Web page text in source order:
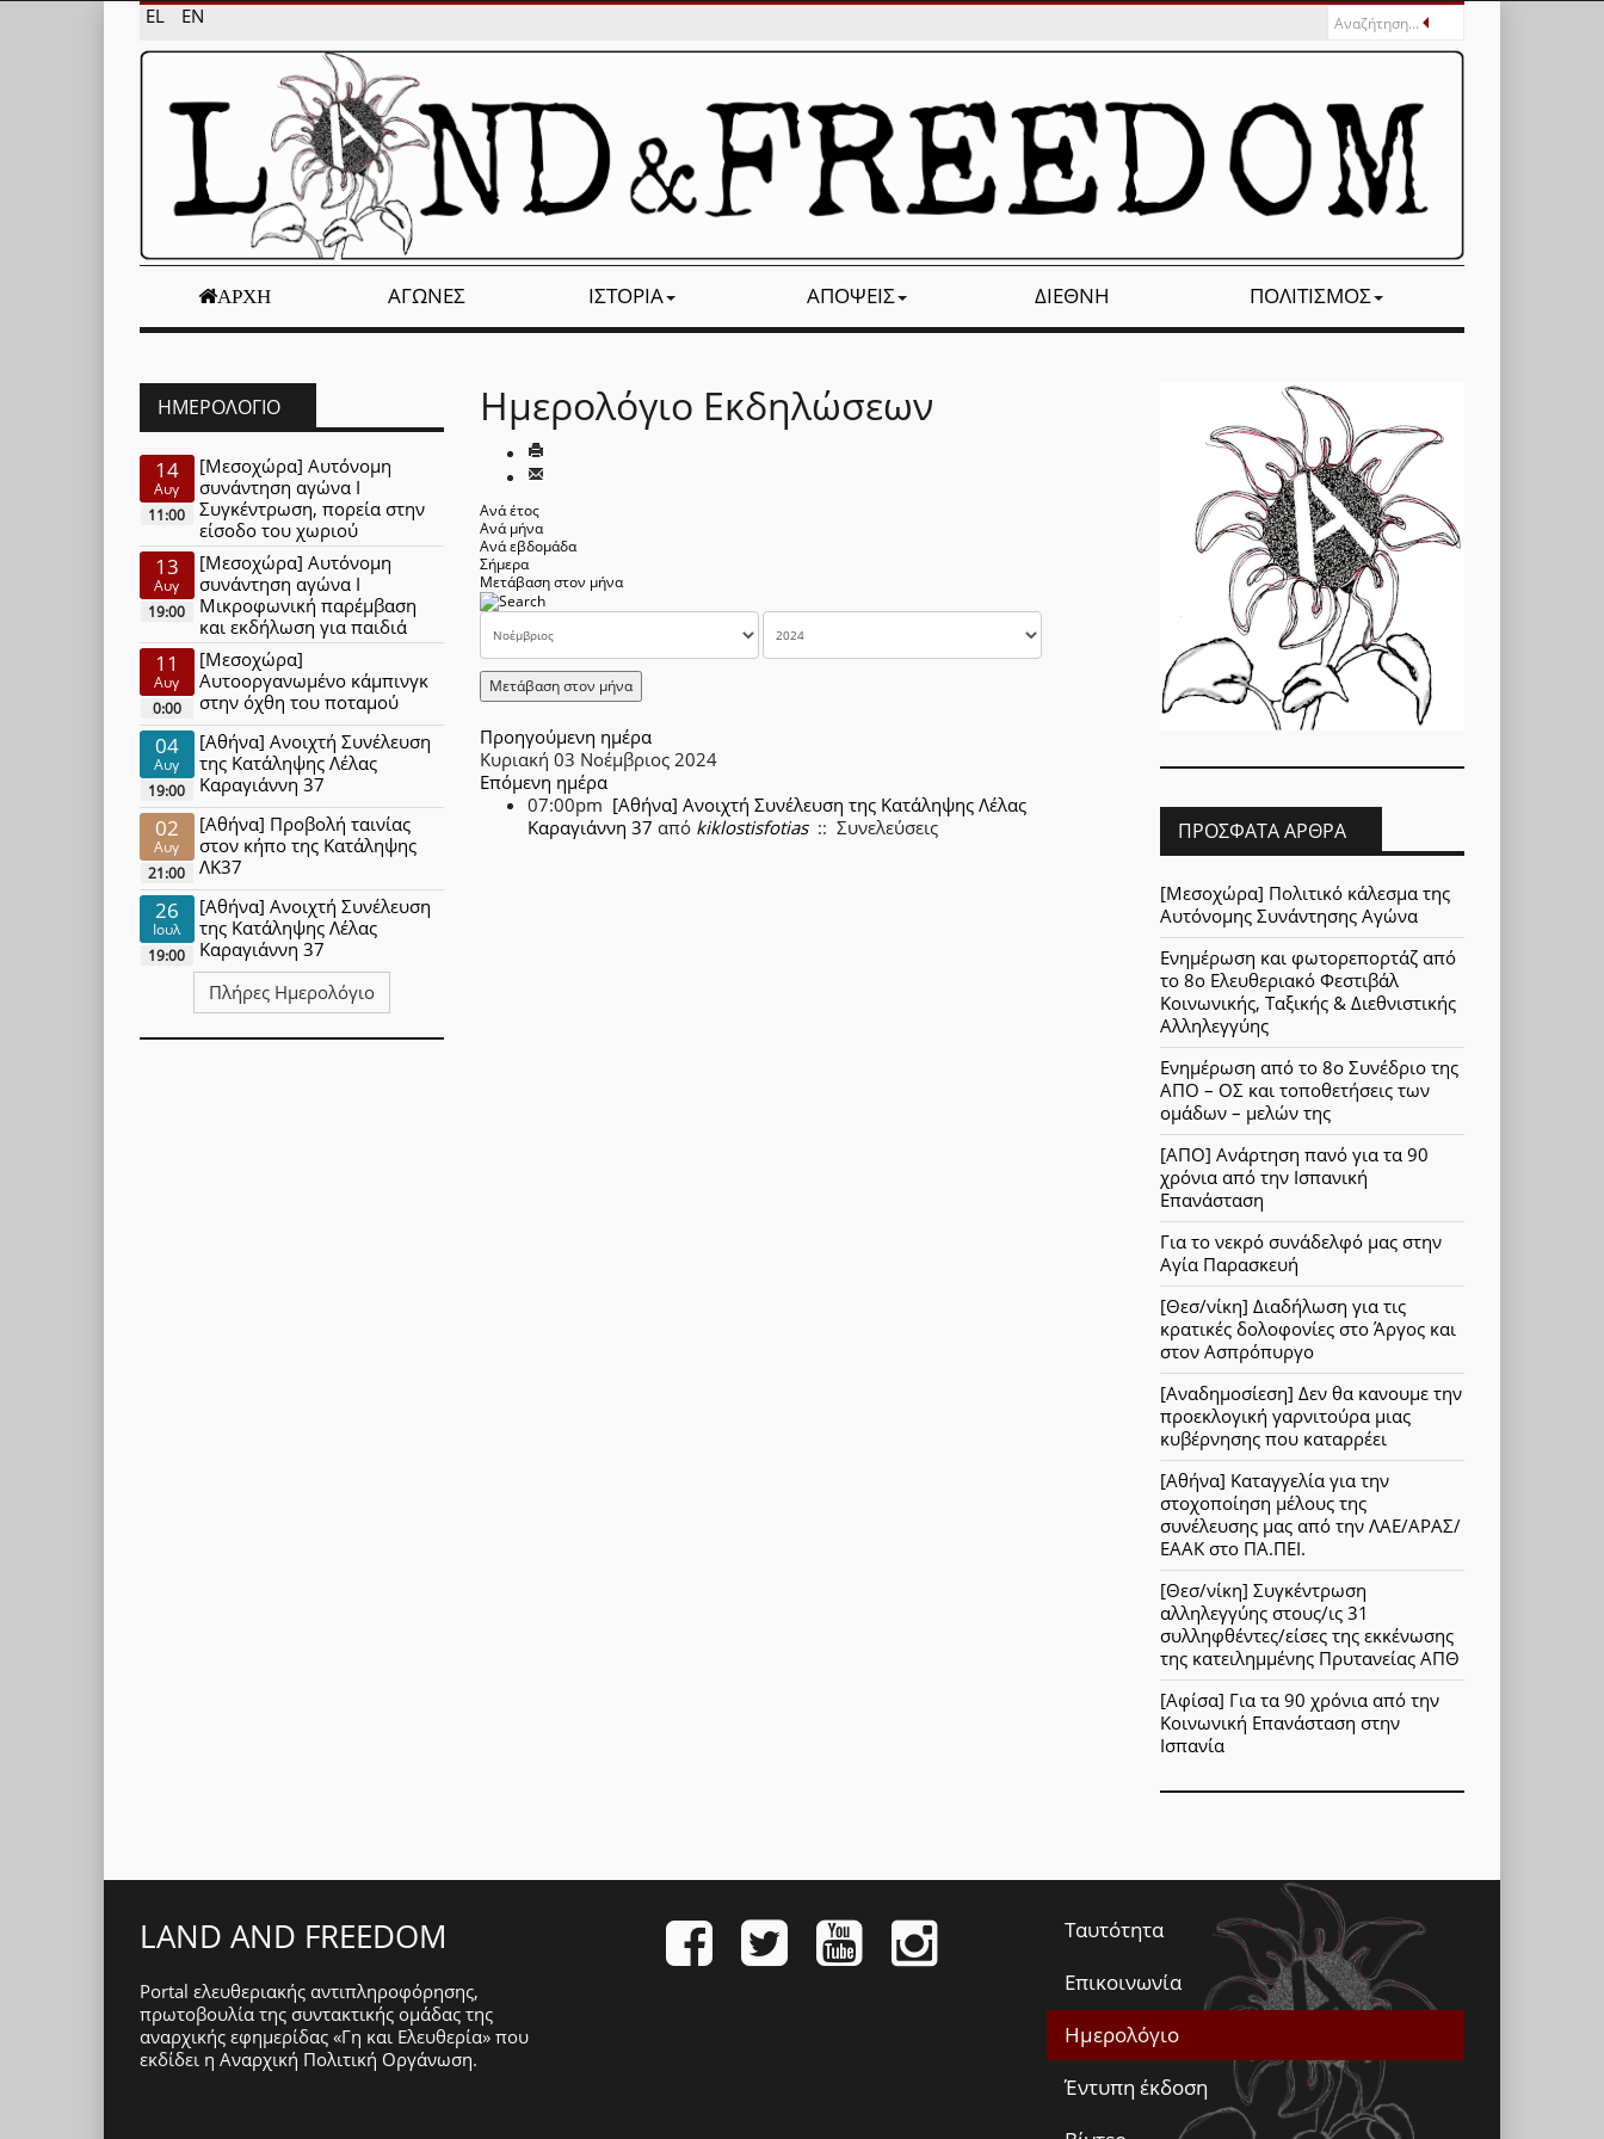
EL EN
ΑΡΧΉ ΑΓΏΝΕΣ ΙΣΤΟΡΊΑ ΑΠΌΨΕΙΣ ΔΙΕΘΝΉ ΠΟΛΙΤΙΣΜΌΣ
Ημερολόγιο Εκδηλώσεων
Ανά έτος
Ανά μήνα
Ανά εβδομάδα
Σήμερα
Μετάβαση στον μήνα
Μετάβαση στον μήνα
Προηγούμενη ημέρα
Κυριακή 03 Νοέμβριος 2024
Επόμενη ημέρα
07:00pm [Αθήνα] Ανοιχτή Συνέλευση της Κατάληψης Λέλας
Καραγιάννη 37 από kiklostisfotias:: Συνελεύσεις
ΗΜΕΡΟΛΌΓΙΟ
14
Αυγ
11:00
[Μεσοχώρα] Αυτόνομη
συνάντηση αγώνα Ι
Συγκέντρωση, πορεία στην
είσοδο του χωριού
13
Αυγ
19:00
[Μεσοχώρα] Αυτόνομη
συνάντηση αγώνα Ι
Μικροφωνική παρέμβαση
και εκδήλωση για παιδιά
11
Αυγ
0:00
[Μεσοχώρα]
Αυτοοργανωμένο κάμπινγκ
στην όχθη του ποταμού
04
Αυγ
19:00
[Αθήνα] Ανοιχτή Συνέλευση
της Κατάληψης Λέλας
Καραγιάννη 37
02
Αυγ
21:00
[Αθήνα] Προβολή ταινίας
στον κήπο της Κατάληψης
ΛΚ37
26
Ιουλ
19:00
[Αθήνα] Ανοιχτή Συνέλευση
της Κατάληψης Λέλας
Καραγιάννη 37
Πλήρες Ημερολόγιο
ΠΡΌΣΦΑΤΑ ΆΡΘΡΑ
[Μεσοχώρα] Πολιτικό κάλεσμα της
Αυτόνομης Συνάντησης Αγώνα
Ενημέρωση και φωτορεπορτάζ από
το 8ο Ελευθεριακό Φεστιβάλ
Κοινωνικής, Ταξικής & Διεθνιστικής
Αλληλεγγύης
Ενημέρωση από το 8ο Συνέδριο της
ΑΠΟ – ΟΣ και τοποθετήσεις των
ομάδων – μελών της
[ΑΠΟ] Ανάρτηση πανό για τα 90
χρόνια από την Ισπανική
Επανάσταση
Για το νεκρό συνάδελφό μας στην
Αγία Παρασκευή
[Θεσ/νίκη] Διαδήλωση για τις
κρατικές δολοφονίες στο Άργος και
στον Ασπρόπυργο
[Αναδημοσίεση] Δεν θα κανουμε την
προεκλογική γαρνιτούρα μιας
κυβέρνησης που καταρρέει
[Αθήνα] Καταγγελία για την
στοχοποίηση μέλους της
συνέλευσης μας από την ΛΑΕ/ΑΡΑΣ/
ΕΑΑΚ στο ΠΑ.ΠΕΙ.
[Θεσ/νίκη] Συγκέντρωση
αλληλεγγύης στους/ις 31
συλληφθέντες/είσες της εκκένωσης
της κατειλημμένης Πρυτανείας ΑΠΘ
[Αφίσα] Για τα 90 χρόνια από την
Κοινωνική Επανάσταση στην
Ισπανία
LAND AND FREEDOM
Portal ελευθεριακής αντιπληροφόρησης,
πρωτοβουλία της συντακτικής ομάδας της
αναρχικής εφημερίδας «Γη και Ελευθερία» που
εκδίδει η Αναρχική Πολιτική Οργάνωση.
Ταυτότητα
Επικοινωνία
Ημερολόγιο
Έντυπη έκδοση